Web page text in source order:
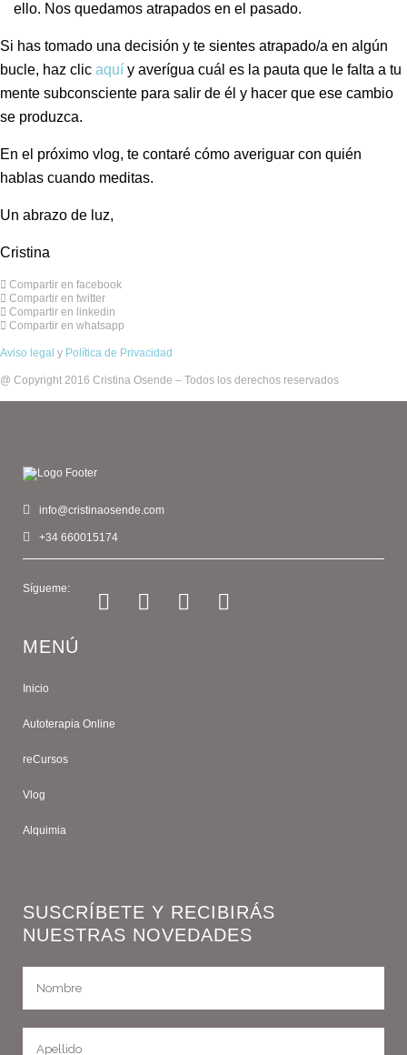
ello. Nos quedamos atrapados en el pasado.
Si has tomado una decisión y te sientes atrapado/a en algún
bucle, haz clic aquí y averígua cuál es la pauta que le falta a tu
mente subconsciente para salir de él y hacer que ese cambio
se produzca.
En el próximo vlog, te contaré cómo averiguar con quién
hablas cuando meditas.
Un abrazo de luz,
Cristina
Compartir en facebook
Compartir en twitter
Compartir en linkedin
Compartir en whatsapp
Aviso legal y Política de Privacidad
@ Copyright 2016 Cristina Osende – Todos los derechos reservados
info@cristinaosende.com
+34 660015174
Sígueme:
MENÚ
Inicio
Autoterapia Online
reCursos
Vlog
Alquimia
SUSCRÍBETE Y RECIBIRÁS
NUESTRAS NOVEDADES